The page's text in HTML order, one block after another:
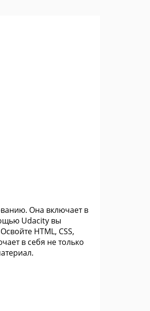
Она включает в
Udacity вы
HTML, CSS,
в себя не только